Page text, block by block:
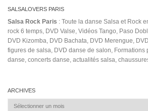
SALSALOVERS PARIS
Salsa Rock Paris : Toute la danse Salsa et Rock
rock 6 temps, DVD Valse, Vidéos Tango, Paso
DVD Kizomba, DVD Bachata, DVD Merengue,
figures de salsa, DVD danse de salon, Formations
danse, concerts danse, actualités salsa,
ARCHIVES
Archives